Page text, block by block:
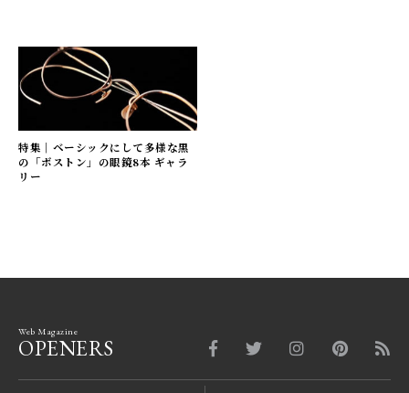
特集｜ベーシックにして多様な黒
の「ボストン」の眼鏡8本 ギャラ
リー
Web Magazine
OPENERS